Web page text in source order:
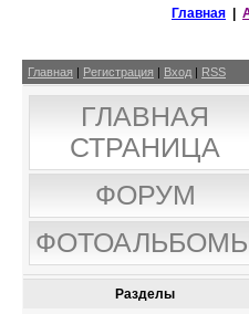
Главная
Главная Регистрация Вход RSS
ГЛАВНАЯ
СТРАНИЦА
ФОРУМ
Разделы